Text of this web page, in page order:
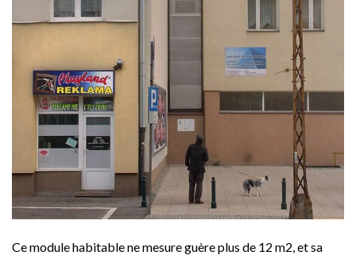
Ce module habitable ne mesure guère plus de 12 m2, et sa